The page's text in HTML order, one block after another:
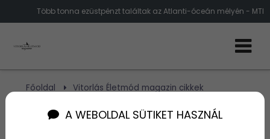
Több tonna ezüstpénzt találtak az Atlanti-óceán mélyén - MTI
Főoldal
Vitorlás Életmód magazin cikkek
óceán mélyérőlA WEBOLDAL SÜTIKET HASZNÁL